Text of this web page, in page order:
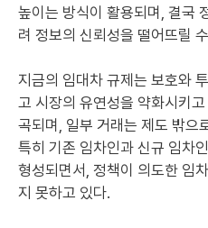
높이는 방식이 활용되며, 결국
려 정보의 신뢰성을 떨어뜨릴
지금의 임대차 규제는 보호와
고 시장의 유연성을 약화시키
곡되며, 일부 거래는 제도 밖으
특히 기존 임차인과 신규 임차
형성되면서, 정책이 의도한 임
지 못하고 있다.